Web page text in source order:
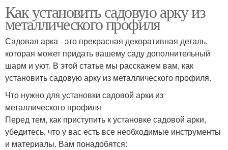
Как установить садовую арку из
металлического профиля
Садовая арка - это прекрасная декоративная деталь,
которая может придать вашему саду дополнительный
шарм и уют. В этой статье мы расскажем вам, как
установить садовую арку из металлического профиля.
Что нужно для установки садовой арки из
металлического профиля
Перед тем, как приступить к установке садовой арки,
убедитесь, что у вас есть все необходимые инструменты
и материалы. Вам понадобятся: